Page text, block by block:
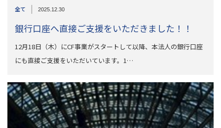
全て | 2025.12.30
銀行口座へ直接ご支援をいただきました！！
12月18日（木）にCF事業がスタートして以降、本法人の銀行口座
にも直接ご支援をいただいています。1…